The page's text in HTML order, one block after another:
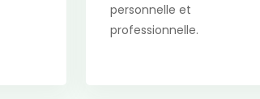
personnelle et
professionnelle.